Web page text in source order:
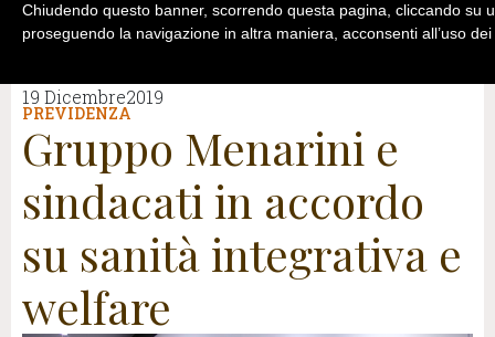
19 Dicembre2019
PREVIDENZA
Gruppo Menarini e
sindacati in accordo
su sanità integrativa e
welfare
Chiudendo questo banner, scorrendo questa pagina, cliccando su
proseguendo la navigazione in altra maniera, acconsenti all’uso